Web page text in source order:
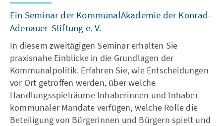
Ein Seminar der KommunalAkademie der Konrad-
Adenauer-Stiftung e. V.
In diesem zweitägigen Seminar erhalten Sie
praxisnahe Einblicke in die Grundlagen der
Kommunalpolitik. Erfahren Sie, wie Entscheidungen
vor Ort getroffen werden, über welche
Handlungsspielräume Inhaberinnen und Inhaber
kommunaler Mandate verfügen, welche Rolle die
Beteiligung von Bürgerinnen und Bürgern spielt und